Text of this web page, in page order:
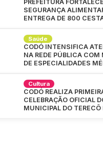
PREFEITURA FORTALECE
SEGURANÇA
ENTREGA DE 800
Saúde
CODÓ INTENSIFICA
NA REDE PÚBLICA COM
DE ESPECIALIDADES
Cultura
CODÓ REALIZA
CELEBRAÇÃO OFICIAL
MUNICIPAL DO TERECÔ